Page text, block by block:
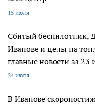
15 июля
Сбитый беспилотник,
Иванове и цены на
главные новости за 23
24 июля
В Иванове